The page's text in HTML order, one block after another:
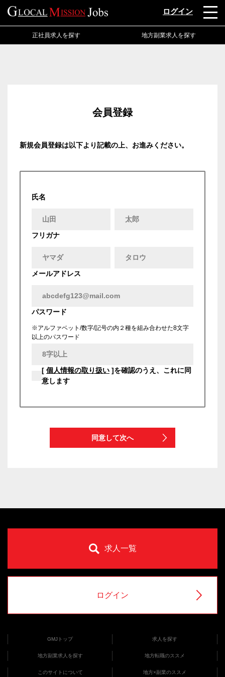
ログイン
正社員求人を探す 地方副業求人を探す
会員登録
新規会員登録は以下より記載の上、お進みください。
氏名
フリガナ
メールアドレス
パスワード
※アルファベット/数字/記号の内２種を組み合わせた8文字
以上のパスワード
[ 個人情報の取り扱い ]を確認のうえ、これに同
意します
同意して次へ
求人一覧
ログイン
GMJトップ 求人を探す
地方副業求人を探す 地方転職のススメ
このサイトについて 地方×副業のススメ